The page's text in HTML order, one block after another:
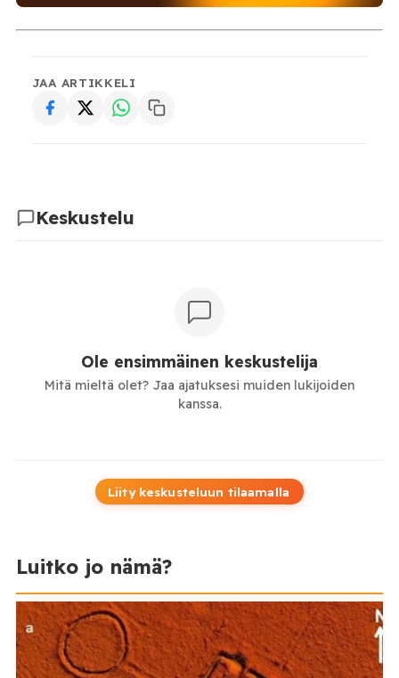
JAA ARTIKKELI
Keskustelu
Ole ensimmäinen keskustelija
Mitä mieltä olet? Jaa ajatuksesi muiden lukijoiden
kanssa.
Liity keskusteluun tilaamalla
Luitko jo nämä?